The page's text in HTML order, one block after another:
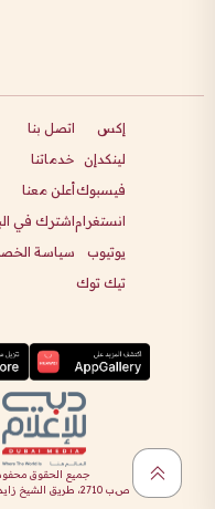
إكس
لينكدإن
فيسبوك
انستغرام
يوتيوب
تيك توك
اتصل بنا
خدماتنا
أعلن معنا
اشترك في
سياسة
جميع الحقوق
ص.ب 2710، طريق الشيخ زايد، دبي، الإمارات العربية المتحدة